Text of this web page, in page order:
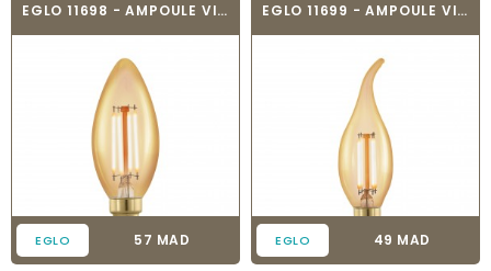
EGLO 11698 - AMPOULE VINTAGE LED - LED_E14
EGLO Prix
57 MAD
EGLO 11699 - AMPOULE VINTAGE LED - LED_E14
EGLO Prix
49 MAD